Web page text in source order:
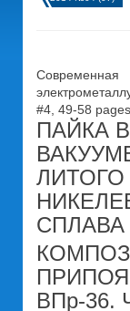
Современная
#4, 49-58 pages
ПАЙКА В
ЛИТОГО
ВПр-36.